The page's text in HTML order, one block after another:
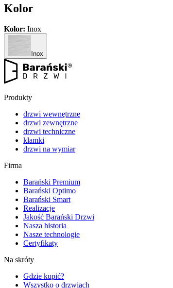
Kolor
Kolor: Inox
Inox
Produkty
drzwi wewnętrzne
drzwi zewnętrzne
drzwi techniczne
klamki
drzwi na wymiar
Firma
Barański Premium
Barański Optimo
Barański Smart
Realizacje
Jakość Barański Drzwi
Nasza historia
Nasze technologie
Certyfikaty
Na skróty
Gdzie kupić?
Wszystko o drzwiach